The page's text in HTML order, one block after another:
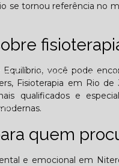
Edição Outubro -
se tornou referência no
você pode
Fisioterapia em Rio
qualificados e
quem
e emocional em